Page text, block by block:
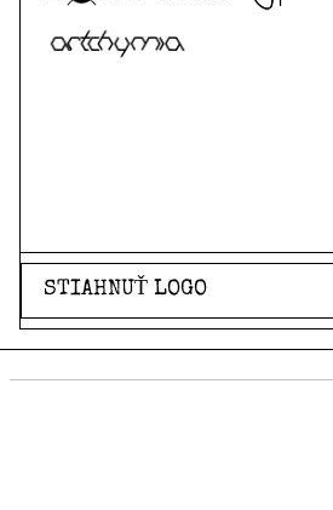
STIAHNUŤ LOGO